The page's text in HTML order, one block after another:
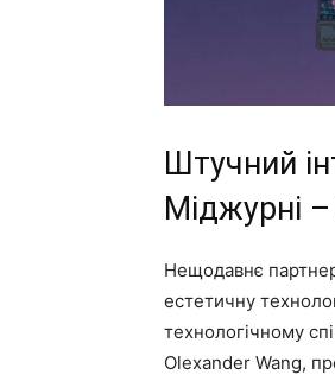
Штучний
Міджурні
Нещодавнє
естетичну
технологічному
Olexander Wang,